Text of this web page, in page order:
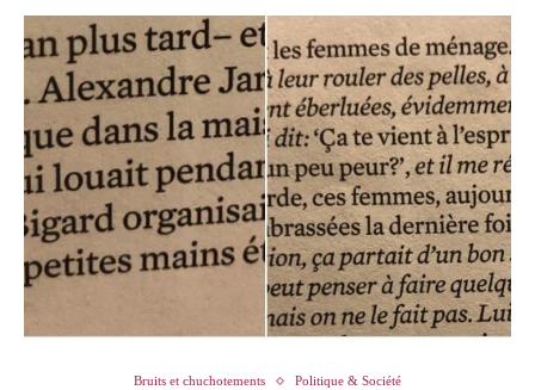
Bruits et chuchotements Politique & Société